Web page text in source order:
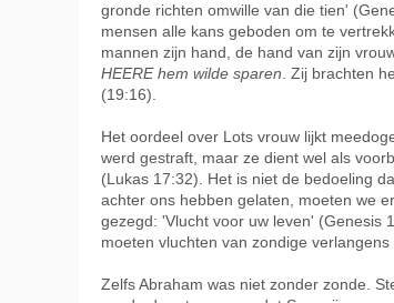
gronde richten omwille van die tien'
mensen alle kans geboden om te
mannen zijn hand, de hand van zijn
HEERE hem wilde sparen . Zij brachten
(19:16).
Het oordeel over Lots vrouw lijkt
werd gestraft, maar ze dient wel als
(Lukas 17:32). Het is niet de bedoeling
achter ons hebben gelaten, moeten we
gezegd: 'Vlucht voor uw leven' (Genesis
moeten vluchten van zondige verlangens
Zelfs Abraham was niet zonder zonde.